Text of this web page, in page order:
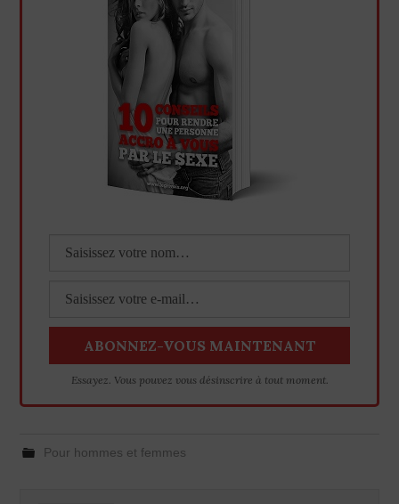
Essayez. Vous pouvez vous désinscrire à tout moment.
Pour hommes et femmes